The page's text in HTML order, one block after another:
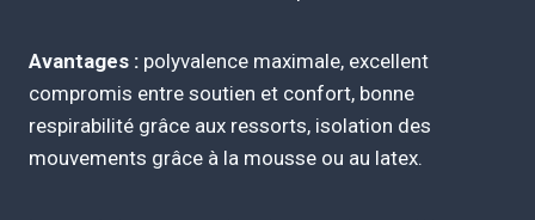
Avantages : polyvalence maximale, excellent
compromis entre soutien et confort, bonne
respirabilité grâce aux ressorts, isolation des
mouvements grâce à la mousse ou au latex.